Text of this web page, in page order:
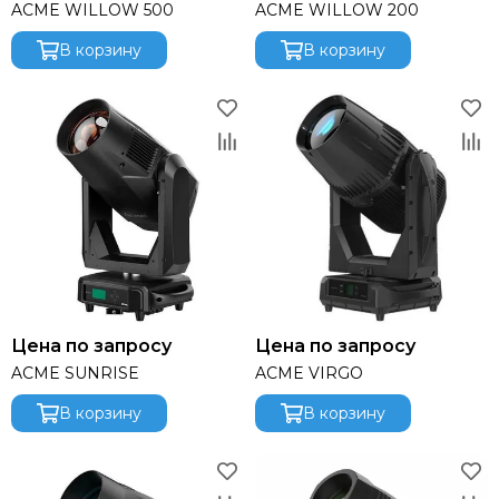
Audiorus
Audiophony
Avolites
Behringer
Beyerdynamic
Bristage
CHAUVET
Clay Paky
Color Imagination
Coreat
Cordial
CRCBOX
Cree Led
CVGAUDIO
ACME WILLOW 500
В корзину
ACME WILLOW 200
В корзину
Цена по запросу
ACME SUNRISE
В корзину
Цена по запросу
ACME VIRGO
В корзину